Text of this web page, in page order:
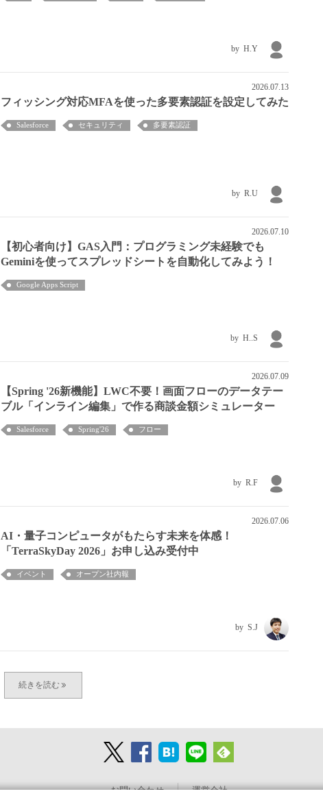
H.Y
2026.07.13
フィッシング対応MFAを使った多要素認証を設定してみた
Salesforce セキュリティ 多要素認証
R.U
2026.07.10
【初心者向け】GAS入門：プログラミング未経験でも
Geminiを使ってスプレッドシートを自動化してみよう！
Google Apps Script
H..S
2026.07.09
【Spring '26新機能】LWC不要！画面フローのデータテー
ブル「インライン編集」で作る商談金額シミュレーター
Salesforce Spring'26 フロー
R.F
2026.07.06
AI・量子コンピュータがもたらす未来を体感！
「TerraSkyDay 2026」お申し込み受付中
イベント オープン社内報
S.J
お問い合わせ 運営会社